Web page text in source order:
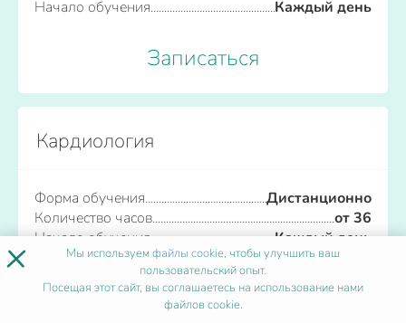
Начало обучения
Каждый день
Записаться
Кардиология
Форма обучения
Дистанционно
Количество часов
от 36
Начало обучения
Каждый день
Записаться
× Мы используемфайлы cookie, чтобы улучшить ваш
пользовательский опыт.
Посещая этот сайт, вы соглашаетесь на использование нами
файлов cookie.